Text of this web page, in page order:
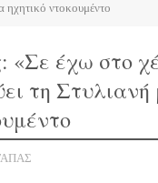
ηχητικό ντοκουμέντο
«Σε έχω στο
τη